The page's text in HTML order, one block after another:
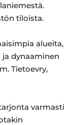
tiloista.
alueita,
dynaaminen
Tietoevry,
varmasti